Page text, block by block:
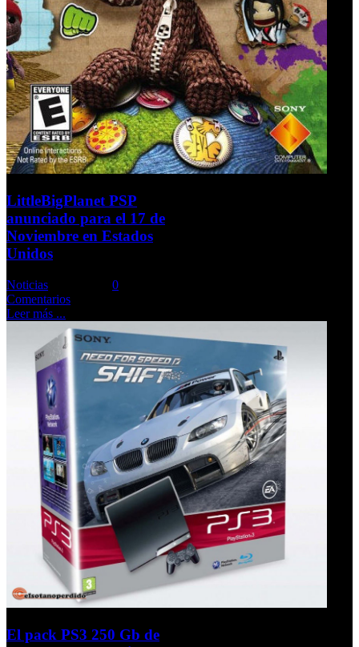
LittleBigPlanet PSP
anunciado para el 17 de
Noviembre en Estados
Unidos
Noticias
0
Comentarios
Leer más ...
El pack PS3 250 Gb de